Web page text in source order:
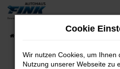
Zum
springen
Cookie
Wir nutzen Cookies, um Ihnen
Nutzung unserer Webseite zu